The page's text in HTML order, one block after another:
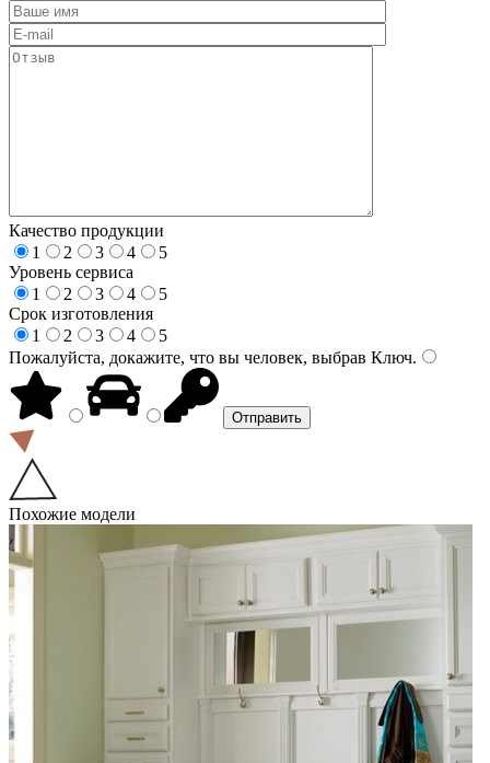
Качество продукции
1
2 3 4
5
Уровень сервиса
1
2 3 4
5
Срок изготовления
1
2 3 4
5
Пожалуйста, докажите, что вы человек, выбрав Ключ.
Похожие модели